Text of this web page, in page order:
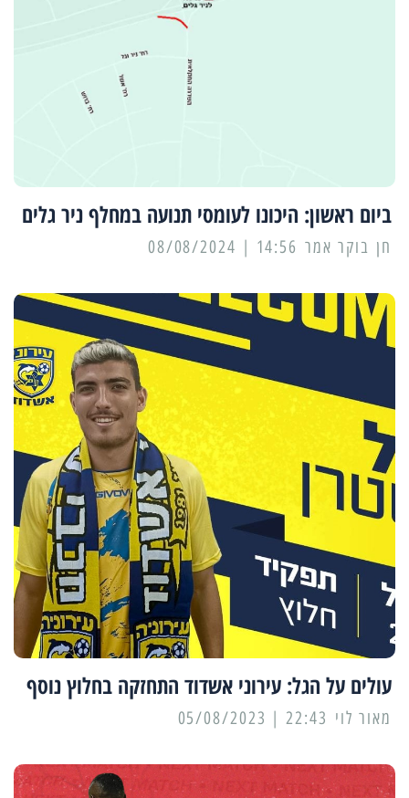
ביום ראשון: היכונו לעומסי תנועה במחלף ניר גלים
14:56 | 08/08/2024
עולים על הגל: עירוני אשדוד התחזקה בחלוץ נוסף
מאור לוי 22:43 | 05/08/2023